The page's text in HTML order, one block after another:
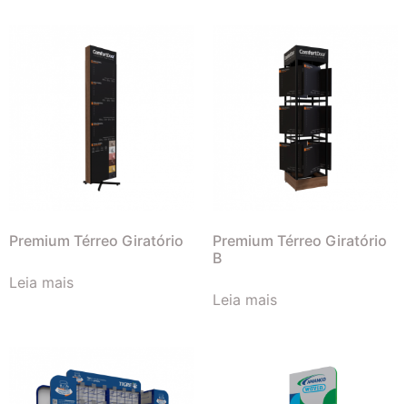
Premium Térreo Giratório
Leia mais
Premium Térreo Giratório
B
Leia mais